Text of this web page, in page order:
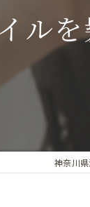
ル
神奈川